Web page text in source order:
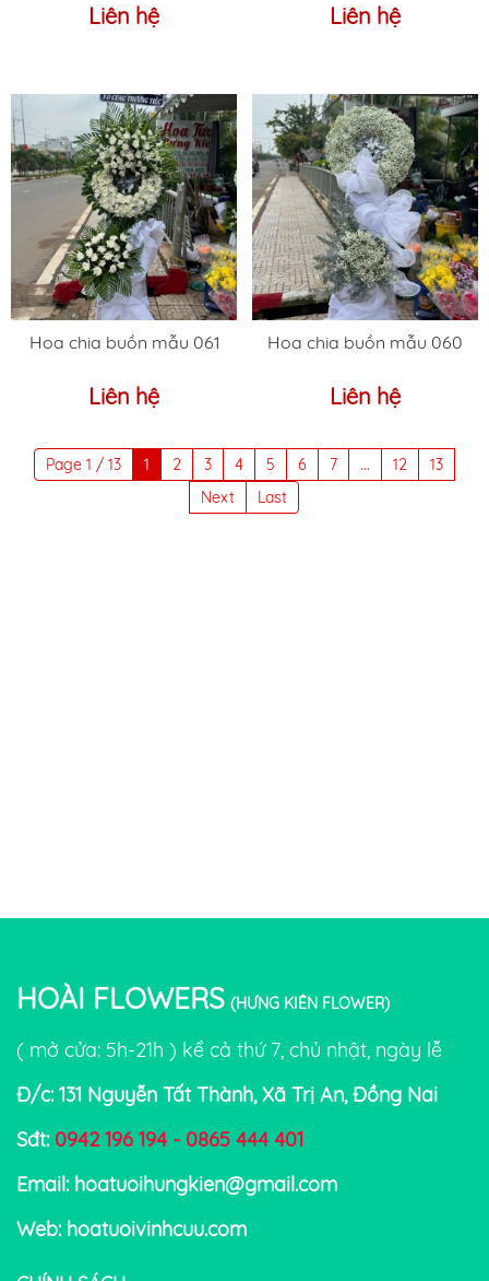
Liên hệ Liên hệ
Hoa chia buồn mẫu 061
Liên hệ
Hoa chia buồn mẫu 060
Liên hệ
Page 1 / 13 1 2 3 4 5 6 7 ... 12
13
Next
Last
HOÀI FLOWERS (HƯNG KIÊN FLOWER)
( mở cửa: 5h-21h ) kể cả thứ 7, chủ nhật, ngày lễ
Đ/c: 131 Nguyễn Tất Thành, Xã Trị An, Đồng Nai
Sđt: 0942 196 194 - 0865 444 401
Email: hoatuoihungkien@gmail.com
Web: hoatuoivinhcuu.com